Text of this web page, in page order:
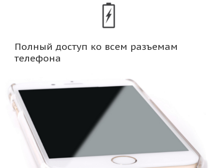
Полный доступ ко всем разъемам
телефона